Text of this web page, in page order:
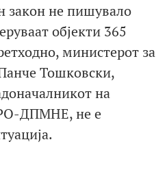
закон не пишувало
објекти 365
министерот за
Тошковски,
на
ДПМНЕ, не е